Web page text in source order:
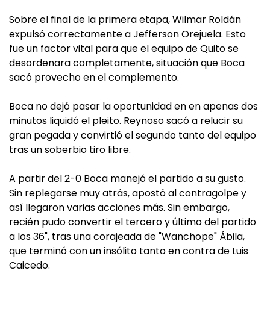
Sobre el final de la primera etapa, Wilmar Roldán
expulsó correctamente a Jefferson Orejuela. Esto
fue un factor vital para que el equipo de Quito se
desordenara completamente, situación que Boca
sacó provecho en el complemento.
Boca no dejó pasar la oportunidad en en apenas dos
minutos liquidó el pleito. Reynoso sacó a relucir su
gran pegada y convirtió el segundo tanto del equipo
tras un soberbio tiro libre.
A partir del 2-0 Boca manejó el partido a su gusto.
Sin replegarse muy atrás, apostó al contragolpe y
así llegaron varias acciones más. Sin embargo,
recién pudo convertir el tercero y último del partido
a los 36", tras una corajeada de "Wanchope" Ábila,
que terminó con un insólito tanto en contra de Luis
Caicedo.